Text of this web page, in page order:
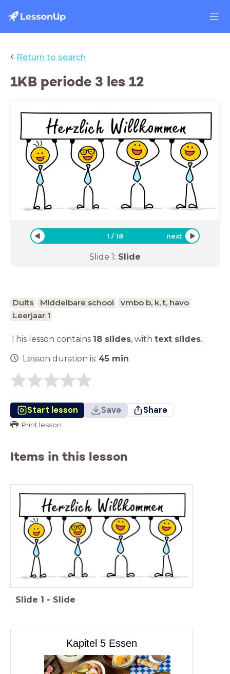
‹ Return to search
1KB periode 3 les 12
1 /18 next
Slide 1: Slide
Duits Middelbare school
vmbo b, k, t, havo
Leerjaar 1
This lesson contains 18 slides, with text slides.
Lesson duration is: 45 min
Start lesson Save Share
Print lesson
Items in this lesson
Slide 1 - Slide
Kapitel 5 Essen